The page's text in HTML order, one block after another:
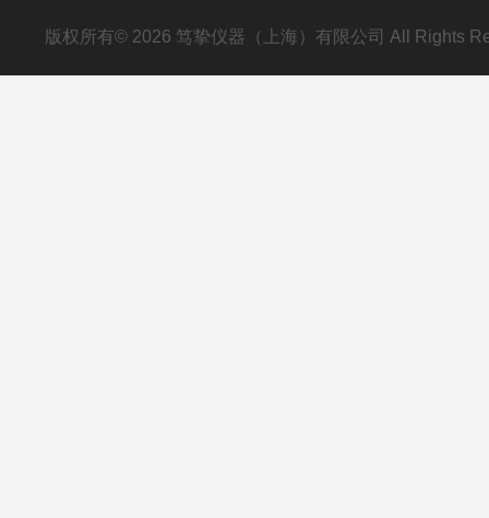
版权所有© 2026 笃挚仪器（上海）有限公司 All Rights